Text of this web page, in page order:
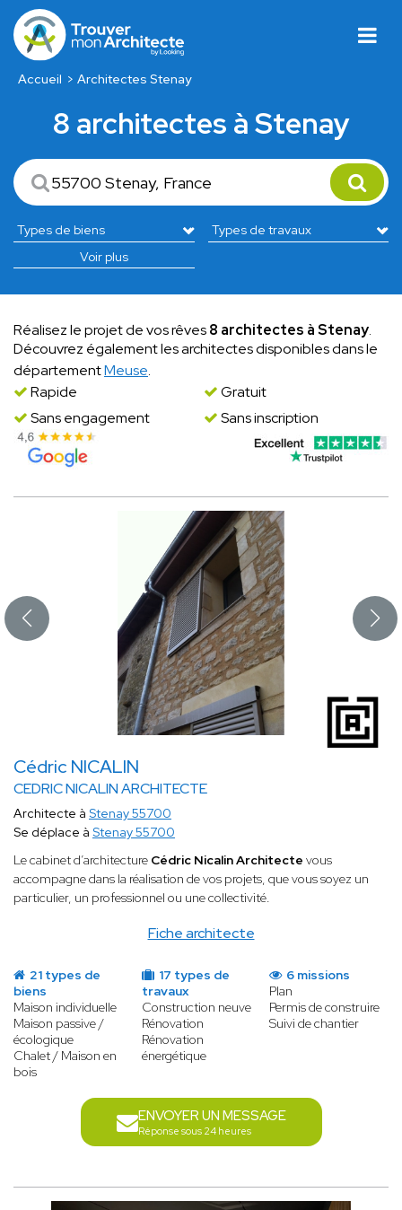
Accueil Architectes Stenay
8 architectes à Stenay
Voir plus
Réalisez le projet de vos rêves8 architectes à Stenay.
Découvrez également les architectes disponibles dans le
départementMeuse.
Rapide
Gratuit
Sans engagement
Sans inscription
Cédric NICALIN
CEDRIC NICALIN ARCHITECTE
Fiche architecte
Architecte à Stenay 55700
Se déplace à Stenay 55700
Le cabinet d’architecture Cédric Nicalin Architecte vous
accompagne dans la réalisation de vos projets, que vous soyez un
particulier, un professionnel ou une collectivité.
21 types de
biens
Maison individuelle
Maison passive /
écologique
Chalet / Maison en
bois
17 types de
travaux
Construction neuve
Rénovation
Rénovation
énergétique
6 missions
Plan
Permis de construire
Suivi de chantier
ENVOYER UN MESSAGE
Réponse sous 24 heures